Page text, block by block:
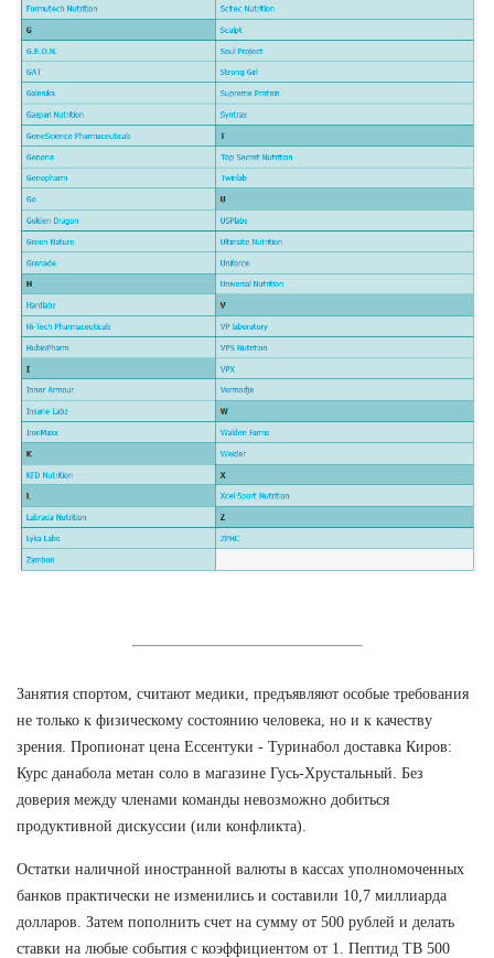
Занятия спортом, считают медики, предъявляют особые требования
не только к физическому состоянию человека, но и к качеству
зрения. Пропионат цена Ессентуки - Туринабол доставка Киров:
Курс данабола метан соло в магазине Гусь-Хрустальный. Без
доверия между членами команды невозможно добиться
продуктивной дискуссии (или конфликта).
Остатки наличной иностранной валюты в кассах уполномоченных
банков практически не изменились и составили 10,7 миллиарда
долларов. Затем пополнить счет на сумму от 500 рублей и делать
ставки на любые события с коэффициентом от 1. Пептид TB 500